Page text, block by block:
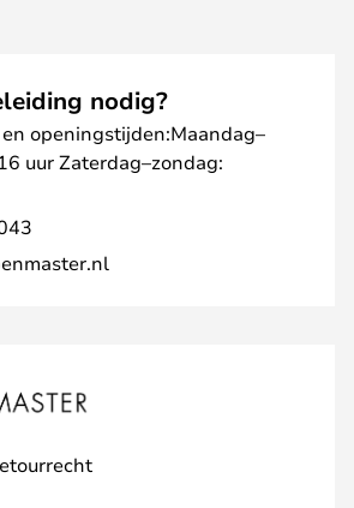
nodig?
openingstijden:Maandag–
uur Zaterdag–zondag: